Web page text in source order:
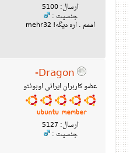
ارسال: 5100
جنسیت :
اممم . اره دیگه! mehr32
Dragon-
عضو کاربران ایرانی اوبونتو
ارسال: 5127
جنسیت :